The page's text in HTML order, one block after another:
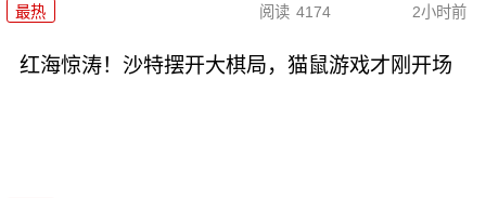
最热 阅读 4174 2小时前
红海惊涛！沙特摆开大棋局，猫鼠游戏才刚开场